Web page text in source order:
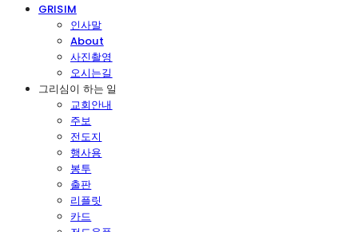
GRISIM
인사말
About
사진촬영
오시는길
그리심이 하는 일
교회안내
주보
전도지
행사용
봉투
출판
리플릿
카드